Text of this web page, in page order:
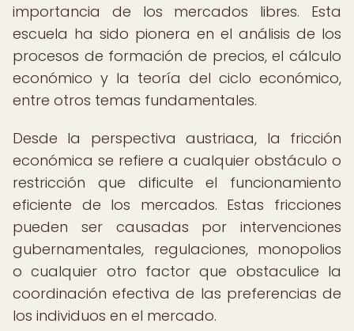
importancia de los mercados libres. Esta
escuela ha sido pionera en el análisis de los
procesos de formación de precios, el cálculo
económico y la teoría del ciclo económico,
entre otros temas fundamentales.
Desde la perspectiva austriaca, la fricción
económica se refiere a cualquier obstáculo o
restricción que dificulte el funcionamiento
eficiente de los mercados. Estas fricciones
pueden ser causadas por intervenciones
gubernamentales, regulaciones, monopolios
o cualquier otro factor que obstaculice la
coordinación efectiva de las preferencias de
los individuos en el mercado.